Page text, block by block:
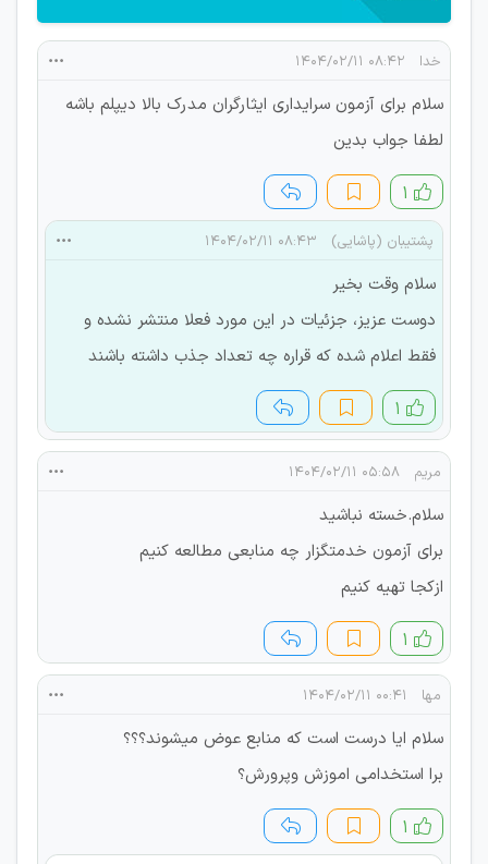
خدا ۰۸:۴۲ ۱۴۰۴/۰۲/۱۱
سلام برای آزمون سرایداری ایثارگران مدرک بالا دیپلم باشه
لطفا جواب بدین
۱
پشتیبان (پاشایی) ۰۸:۴۳ ۱۴۰۴/۰۲/۱۱
سلام وقت بخیر
دوست عزیز، جزئیات در این مورد فعلا منتشر نشده و
فقط اعلام شده که قراره چه تعداد جذب داشته باشند
۱
مریم ۰۵:۵۸ ۱۴۰۴/۰۲/۱۱
سلام.خسته نباشید
برای آزمون خدمتگزار چه منابعی مطالعه کنیم
ازکجا تهیه کنیم
۱
مها ۰۰:۴۱ ۱۴۰۴/۰۲/۱۱
سلام ایا درست است که منابع عوض میشوند؟؟؟
برا استخدامی اموزش وپرورش؟
۱